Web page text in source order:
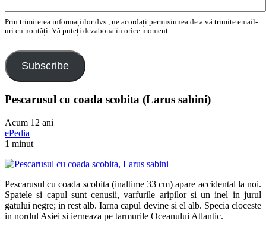
Prin trimiterea informațiilor dvs., ne acordați permisiunea de a vă trimite email-
uri cu noutăți. Vă puteți dezabona în orice moment.
Subscribe
Pescarusul cu coada scobita (Larus sabini)
Acum 12 ani
ePedia
1 minut
Pescarusul cu coada scobita (inaltime 33 cm) apare accidental la noi.
Spatele si capul sunt cenusii, varfurile aripilor si un inel in jurul
gatului negre; in rest alb. Iarna capul devine si el alb. Specia cloceste
in nordul Asiei si ierneaza pe tarmurile Oceanului Atlantic.